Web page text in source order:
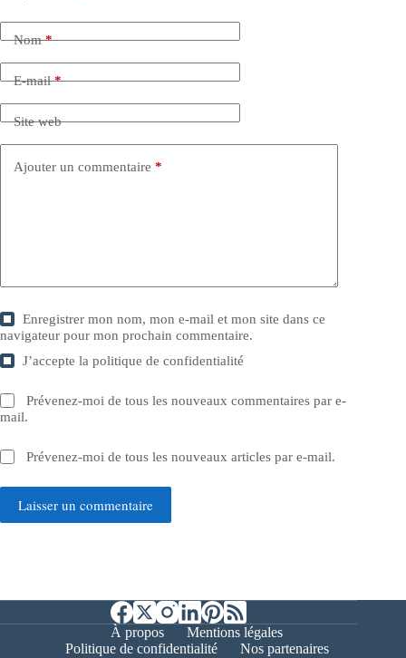
Nom*
E-mail*
Site web
Ajouter un commentaire *
Enregistrer mon nom, mon e-mail et mon site dans ce
navigateur pour mon prochain commentaire.
J’accepte lapolitique de confidentialité
Prévenez-moi de tous les nouveaux commentaires par e-
mail.
Prévenez-moi de tous les nouveaux articles par e-mail.
Laisser un commentaire
À propos
Mentions légales
Politique de confidentialité
Nos partenaires